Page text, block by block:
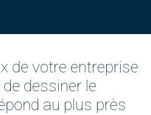
de votre entreprise
dessiner le
au plus près